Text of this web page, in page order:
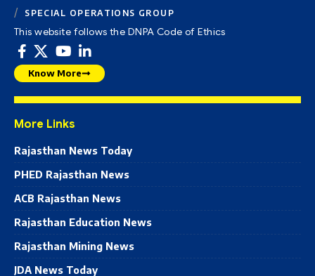
SPECIAL OPERATIONS GROUP
This website follows the DNPA Code of Ethics
Know More
More Links
Rajasthan News Today
PHED Rajasthan News
ACB Rajasthan News
Rajasthan Education News
Rajasthan Mining News
JDA News Today